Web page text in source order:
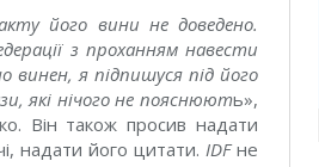
його вини не доведено.
з проханням навести
винен, я підпишуся під його
які нічого не пояснюють»,
Він також просив надати
надати його цитати. IDFне